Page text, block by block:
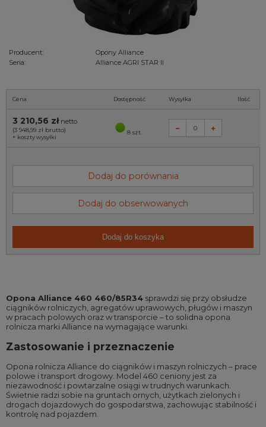
Producent:
Opony Alliance
Seria:
Alliance AGRI STAR II
Cena Dostępność Wysyłka Ilość
3 210,56 złnetto
(3 948,99 zł brutto)
+ koszty wysyłki
8 szt.
Dodaj do porównania
Dodaj do obserwowanych
Dodaj do koszyka
Opona Alliance 460 460/85R34 sprawdzi się przy obsłudze
ciągników rolniczych, agregatów uprawowych, pługów i maszyn
w pracach polowych oraz w transporcie – to solidna opona
rolnicza marki Alliance na wymagające warunki.
Zastosowanie i przeznaczenie
Opona rolnicza Alliance do ciągników i maszyn rolniczych – prace
polowe i transport drogowy. Model 460 ceniony jest za
niezawodność i powtarzalne osiągi w trudnych warunkach.
Świetnie radzi sobie na gruntach ornych, użytkach zielonych i
drogach dojazdowych do gospodarstwa, zachowując stabilność i
kontrolę nad pojazdem.